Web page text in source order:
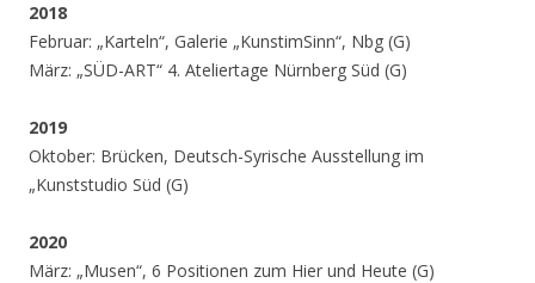
2018
Februar: „Karteln“, Galerie „KunstimSinn“, Nbg (G)
März: „SÜD-ART“ 4. Ateliertage Nürnberg Süd (G)
2019
Oktober: Brücken, Deutsch-Syrische Ausstellung im
„Kunststudio Süd (G)
2020
März: „Musen“, 6 Positionen zum Hier und Heute (G)